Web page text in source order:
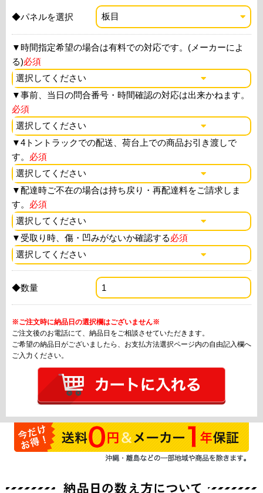
◆パネルを選択
▼時間指定希望の場合は有料での対応です。(メーカーによ
る)必須
▼事前、当日の問合番号・時間確認の対応は出来かねます。
必須
▼4トントラックでの配送、荷台上での商品お引き渡しで
す。 必須
▼配達時ご不在の場合は持ち戻り・再配達料をご請求しま
す。 必須
▼ 受取り時、傷・凹みがないか確認する必須
◆数量
※ご注文時に納品日の選択欄はございません※
ご注文後のお電話にて、納品日をご相談させていただきます。
ご希望の納品日がございましたら、お支払方法選択ページ内の自由記入欄へ
ご入力ください。